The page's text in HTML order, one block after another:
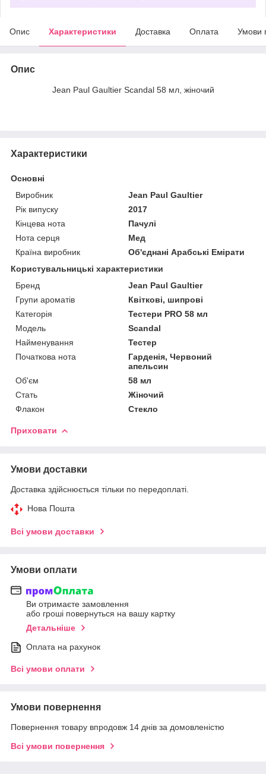
Опис Характеристики Доставка Оплата Умови
Опис
Jean Paul Gaultier Scandal 58 мл, жіночий
Характеристики
Основні
Виробник
Jean Paul Gaultier
Рік випуску
2017
Кінцева нота
Пачулі
Нота серця
Мед
Країна виробник
Об'єднані Арабські Емірати
Користувальницькі характеристики
Бренд
Jean Paul Gaultier
Групи ароматів
Квіткові, шипрові
Категорія
Тестери PRO 58 мл
Мoдель
Scandal
Найменування
Тестер
Початкова нота
Гарденія, Червоний
апельсин
Об'єм
58 мл
Стать
Жіночий
Флакон
Стекло
Приховати
Умови доставки
Доставка здійснюється тільки по передоплаті.
Нова Пошта
Всі умови доставки
Умови оплати
Ви отримаєте замовлення
або гроші повернуться на вашу картку
Детальніше
Оплата на рахунок
Всі умови оплати
Умови повернення
Повернення товару впродовж 14 днів за домовленістю
Всі умови повернення